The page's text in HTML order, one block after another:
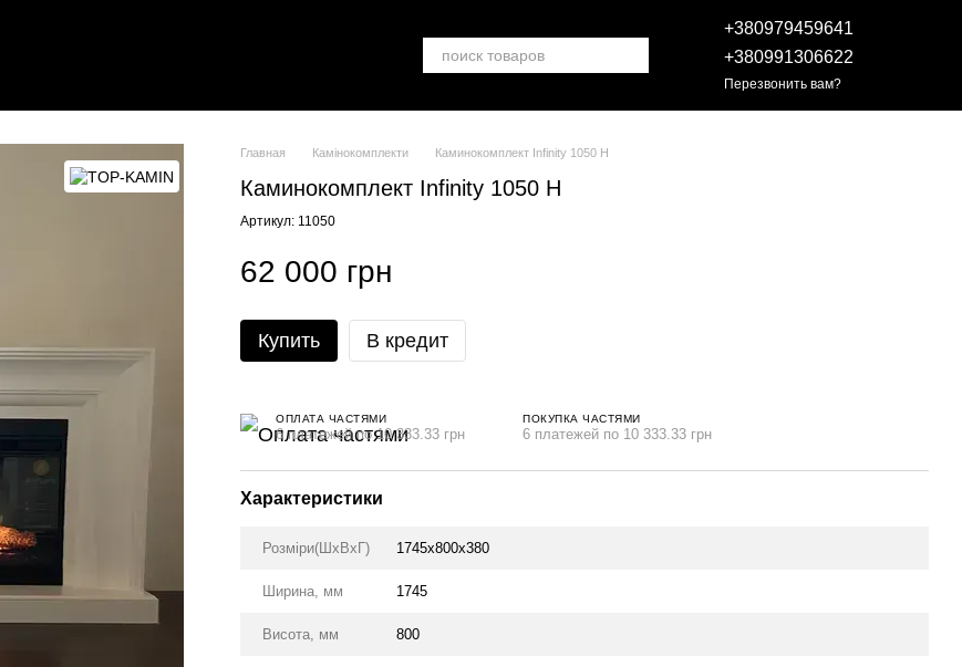
+380979459641
+380991306622
Перезвонить вам?
Главная Камінокомплекти Каминокомплект Infinity 1050 H
Каминокомплект Infinity 1050 H
Артикул: 11050
62 000 грн
Купить В кредит
ОПЛАТА ЧАСТЯМИ
6 платежей по 10 333.33 грн
ПОКУПКА ЧАСТЯМИ
6 платежей по 10 333.33 грн
Характеристики
Розміри(ШхВхГ) 1745х800х380
Ширина, мм 1745
Висота, мм 800